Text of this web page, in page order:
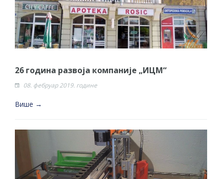
26 година развоја компаније „ИЦМ“
08. фебруар 2019. године
Више →